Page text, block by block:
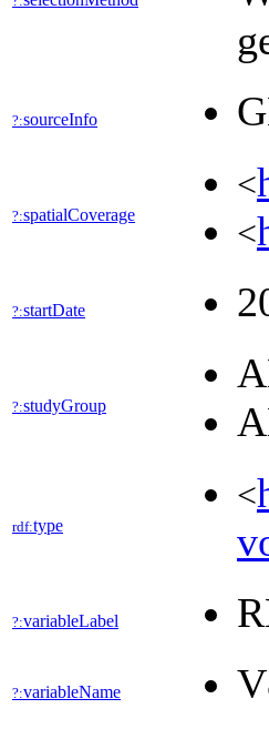
?:sourceInfo
?:spatialCoverage
<
<
?:startDate
?:studyGroup
rdf:type
<
?:variableLabel
?:variableName